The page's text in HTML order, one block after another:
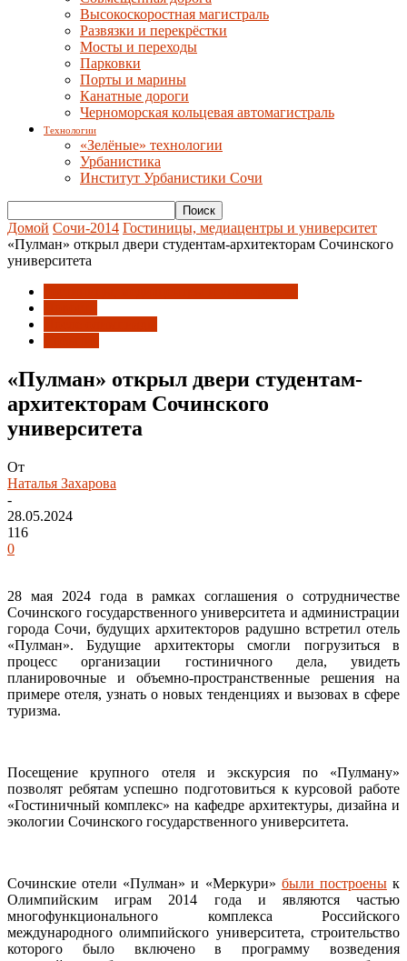
Высокоскоростная магистраль
Развязки и перекрёстки
Мосты и переходы
Парковки
Порты и марины
Канатные дороги
Черноморская кольцевая автомагистраль
Технологии
«Зелёные» технологии
Урбанистика
Институт Урбанистики Сочи
Домой Сочи-2014 Гостиницы, медиацентры и университет
«Пулман» открыл двери студентам-архитекторам Сочинского
университета
«Пулман» открыл двери студентам-
архитекторам Сочинского
университета
От
Наталья Захарова
-
28.05.2024
116
0
28 мая 2024 года в рамках соглашения о сотрудничестве
Сочинского государственного университета и администрации
города Сочи, будущих архитекторов радушно встретил отель
«Пулман». Будущие архитекторы смогли погрузиться в
процесс организации гостиничного дела, увидеть
планировочные и объемно-пространственные решения на
примере отеля, узнать о новых тенденциях и вызовах в сфере
туризма.
Посещение крупного отеля и экскурсия по «Пулману»
позволят ребятам успешно подготовиться к курсовой работе
«Гостиничный комплекс» на кафедре архитектуры, дизайна и
экологии Сочинского государственного университета.
Сочинские отели «Пулман» и «Меркури» были построенык
Олимпийским играм 2014 года и являются частью
многофункционального комплекса Российского
международного олимпийского университета, строительство
которого было включено в программу возведения